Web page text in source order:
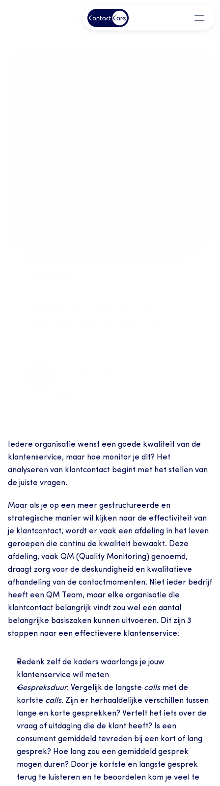
Iedere organisatie wenst een goede kwaliteit van de
klantenservice, maar hoe monitor je dit? Het
analyseren van klantcontact begint met het stellen van
de juiste vragen.
Maar als je op een meer gestructureerde en
strategische manier wil kijken naar de effectiviteit van
je klantcontact, wordt er vaak een afdeling in het leven
geroepen die continu de kwaliteit bewaakt. Deze
afdeling, vaak QM (Quality Monitoring) genoemd,
draagt zorg voor de deskundigheid en kwalitatieve
afhandeling van de contactmomenten. Niet ieder bedrijf
heeft een QM Team, maar elke organisatie die
klantcontact belangrijk vindt zou wel een aantal
belangrijke basiszaken kunnen uitvoeren. Dit zijn 3
stappen naar een effectievere klantenservice:
Bedenk zelf de kaders waarlangs je jouw
klantenservice wil meten
Gespreksduur: Vergelijk de langste calls met de
kortste calls. Zijn er herhaaldelijke verschillen tussen
lange en korte gesprekken? Vertelt het iets over de
vraag of uitdaging die de klant heeft? Is een
consument gemiddeld tevreden bij een kort of lang
gesprek? Hoe lang zou een gemiddeld gesprek
mogen duren? Door je kortste en langste gesprek
terug te luisteren en te beoordelen kom je veel te